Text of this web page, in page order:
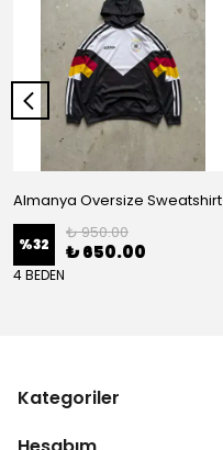
Almanya Oversize Sweatshirt
%32
₺ 950.00
₺ 650.00
4 BEDEN
Kategoriler